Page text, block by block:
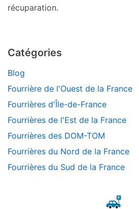
récuparation.
Catégories
Blog
Fourrière de l'Ouest de la France
Fourrières d'Île-de-France
Fourrières de l'Est de la France
Fourrières des DOM-TOM
Fourrières du Nord de la France
Fourrières du Sud de la France